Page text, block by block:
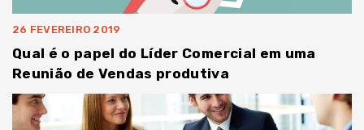
26 FEVEREIRO 2019
Qual é o papel do Líder Comercial em uma
Reunião de Vendas produtiva